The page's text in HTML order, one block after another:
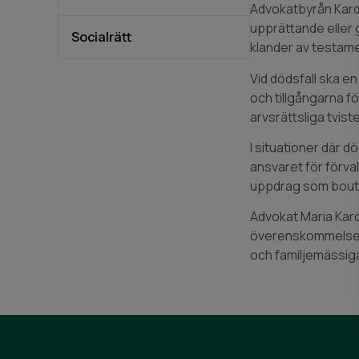
Socialrätt
Advokatbyrån
upprättande eller
klander av
Vid dödsfall ska
och tillgångarna
arvsrättsliga
I situationer där
ansvaret för
uppdrag som
Advokat Maria
och